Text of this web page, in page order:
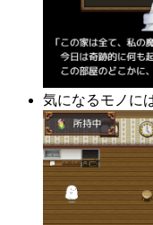
気になるモノに